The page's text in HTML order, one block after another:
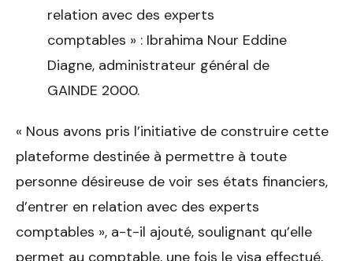
relation avec des experts
comptables » : Ibrahima Nour Eddine
Diagne, administrateur général de
GAINDE 2000.
« Nous avons pris l’initiative de construire cette
plateforme destinée à permettre à toute
personne désireuse de voir ses états financiers,
d’entrer en relation avec des experts
comptables », a-t-il ajouté, soulignant qu’elle
permet au comptable, une fois le visa effectué,